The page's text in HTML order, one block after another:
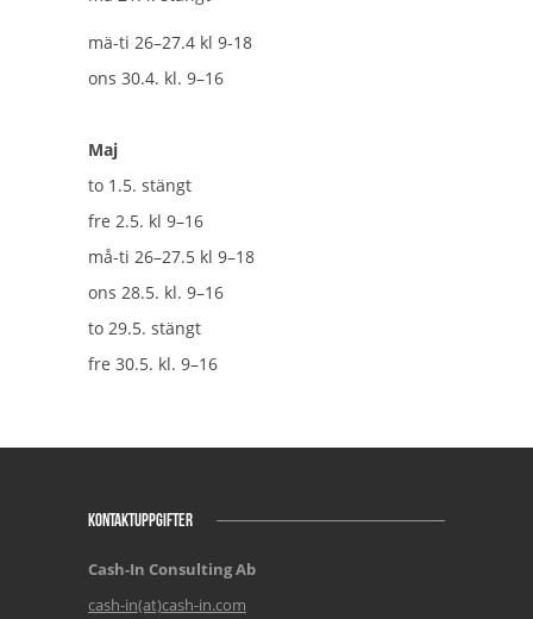
mä-ti 26–27.4 kl 9-18
ons 30.4. kl. 9–16
Maj
to 1.5. stängt
fre 2.5. kl 9–16
må-ti 26–27.5 kl 9–18
ons 28.5. kl. 9–16
to 29.5. stängt
fre 30.5. kl. 9–16
KONTAKTUPPGIFTER
Cash-In Consulting Ab
cash-in(at)cash-in.com